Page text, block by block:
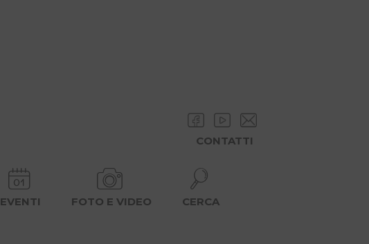
CONTATTI
EVENTI FOTO E VIDEO CERCA